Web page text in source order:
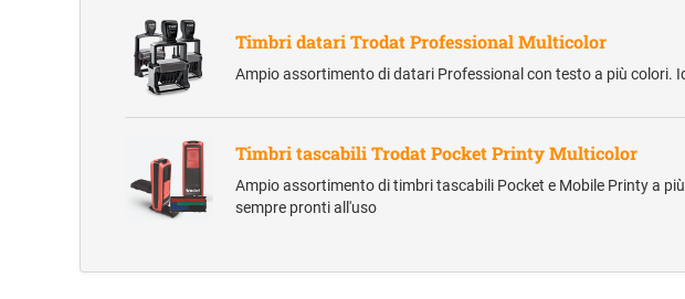
Timbri datari Trodat Professional Multicolor
Ampio assortimento di datari Professional con testo a più colori.
Timbri tascabili Trodat Pocket Printy Multicolor
Ampio assortimento di timbri tascabili Pocket e Mobile Printy a
sempre pronti all'uso